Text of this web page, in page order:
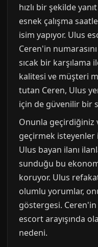
hızlı bir şekilde
esnek çalışma
isim yapıyor. Ulus
Ceren'in
sıcak bir karşılama
kalitesi ve müşteri
tutan Ceren, Ulus
için de güvenilir bir
Onunla geçirdiğiniz
geçirmek isteyenler
Ulus bayan ilanı
sunduğu bu
koruyor. Ulus
olumlu yorumlar,
göstergesi.
escort arayışında
nedeni.